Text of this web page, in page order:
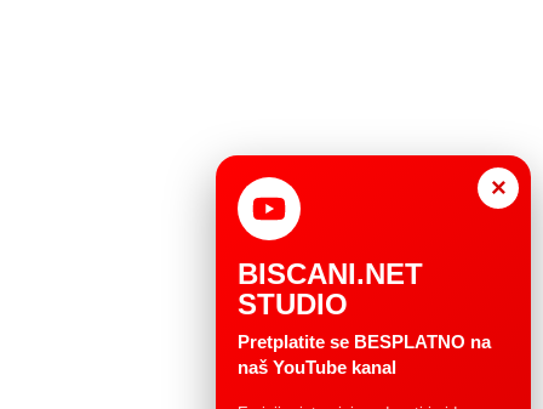
×
BISCANI.NET
STUDIO
Pretplatite se BESPLATNO na
naš YouTube kanal